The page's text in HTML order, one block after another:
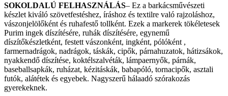
SOKOLDALÚ FELHASZNÁLÁS– Ez a barkácsművészeti
készlet kiváló szövetfestéshez, íráshoz és textilre való rajzoláshoz,
vászonjelölőként és ruhafestő tollként. Ezek a markerek tökéletesek
Purim ingek díszítésére, ruhák díszítésére, egynemű
díszítőkészletként, festett vászonként, ingként, pólóként ,
farmernadrágok, nadrágok, táskák, cipők, párnahuzatok, hátizsákok,
nyakkendő díszítése, koktélszalvéták, lámpaernyők, párnák,
baseballsapkák, ruházat, kézitáskák, babapóló, tornacipők, asztali
futók, alátétek és egyebek. Nagyszerű hálaadó szórakozás
gyerekeknek.